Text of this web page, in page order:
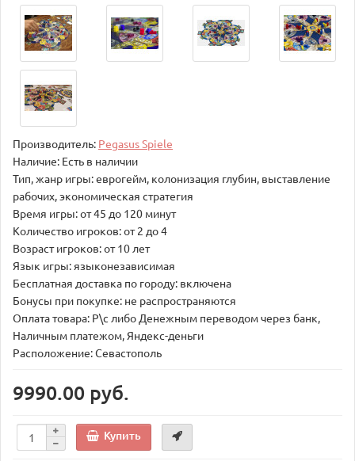
Производитель: Pegasus Spiele
Наличие: Есть в наличии
Тип, жанр игры: еврогейм, колонизация глубин, выставление
рабочих, экономическая стратегия
Время игры: от 45 до 120 минут
Количество игроков: от 2 до 4
Возраст игроков: от 10 лет
Язык игры: языконезависимая
Бесплатная доставка по городу: включена
Бонусы при покупке: не распространяются
Оплата товара: Р\с либо Денежным переводом через банк,
Наличным платежом, Яндекс-деньги
Расположение: Севастополь
9990.00 руб.
Купить